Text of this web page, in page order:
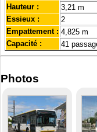
Hauteur :
3,21 m
Essieux :
2
Empattement : 4,825 m
Capacité :
41
Photos